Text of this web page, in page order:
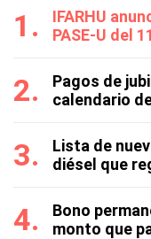
IFARHU
PASE-U del
Pagos de
calendario
Lista de
diésel que
Bono
monto que